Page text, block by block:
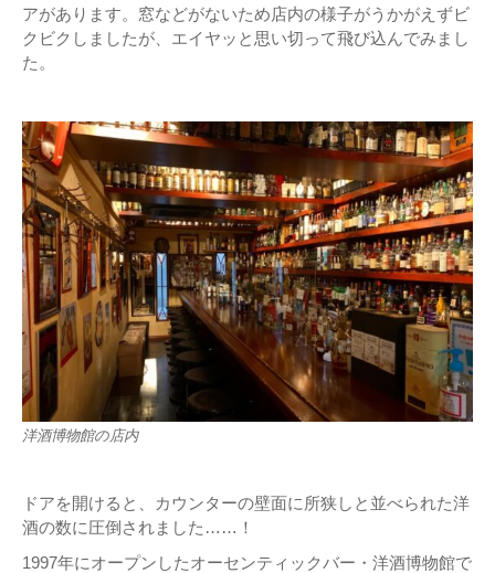
アがあります。窓などがないため店内の様子がうかがえずビ
クビクしましたが、エイヤッと思い切って飛び込んでみまし
た。
洋酒博物館の店内
ドアを開けると、カウンターの壁面に所狭しと並べられた洋
酒の数に圧倒されました……！
1997年にオープンしたオーセンティックバー・洋酒博物館で